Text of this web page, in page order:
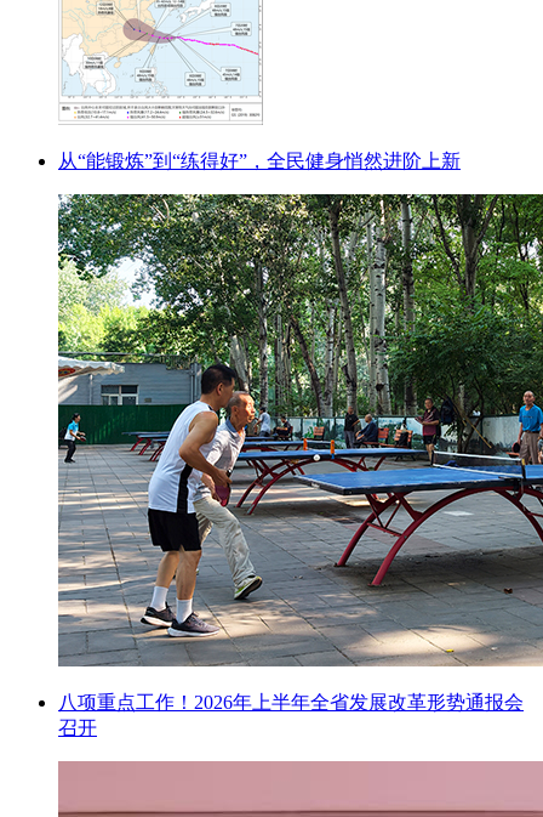
从“能锻炼”到“练得好”，全民健身悄然进阶上新
八项重点工作！2026年上半年全省发展改革形势通报会
召开